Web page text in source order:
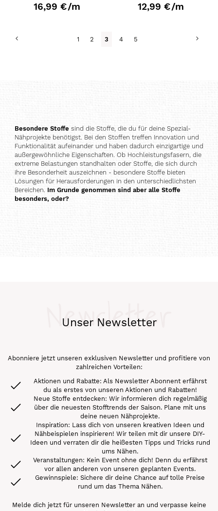
16,99 €/m 12,99 €/m
Seite
1 Seite
2 Du
3 Seite
4 Seite
5
Besondere Stoffe sind die Stoffe, die du für deine Spezial-
Nähprojekte benötigst. Bei den Stoffen treffen Innovation und
Funktionalität aufeinander und haben dadurch einzigartige und
außergewöhnliche Eigenschaften. Ob Hochleistungsfasern, die
extreme Belastungen standhalten oder Stoffe, die sich durch
ihre Besonderheit auszeichnen - besondere Stoffe bieten
Lösungen für Herausforderungen in den unterschiedlichsten
Bereichen. Im Grunde genommen sind aber alle Stoffe
besonders, oder?
Unser Newsletter
Newsletter
Abonniere jetzt unseren exklusiven Newsletter und profitiere von
zahlreichen Vorteilen:
Aktionen und Rabatte: Als Newsletter Abonnent erfährst
du als erstes von unseren Aktionen und Rabatten!
Neue Stoffe entdecken: Wir informieren dich regelmäßig
über die neuesten Stofftrends der Saison. Plane mit uns
deine neuen Nähprojekte.
Inspiration: Lass dich von unseren kreativen Ideen und
Nähbeispielen inspirieren! Wir teilen mit dir unsere DIY-
Ideen und verraten dir die heißesten Tipps und Tricks rund
ums Nähen.
Veranstaltungen: Kein Event ohne dich! Denn du erfährst
vor allen anderen von unseren geplanten Events.
Gewinnspiele: Sichere dir deine Chance auf tolle Preise
rund um das Thema Nähen.
Melde dich jetzt für unseren Newsletter an und verpasse keine